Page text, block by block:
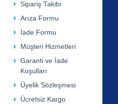
Sipariş Takibi
Arıza Formu
İade Formu
Müşteri Hizmetleri
Garanti ve İade
Koşulları
Üyelik Sözleşmesi
Ücretsiz Kargo